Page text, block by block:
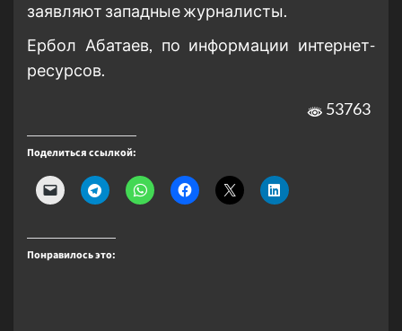
заявляют западные журналисты.
Ербол Абатаев, по информации интернет-
ресурсов.
53763
Поделиться ссылкой:
Понравилось это: